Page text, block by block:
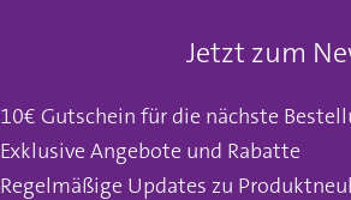
Jetzt zum
10€ Gutschein für die nächste
Exklusive Angebote und Rabatte
Regelmäßige Updates zu